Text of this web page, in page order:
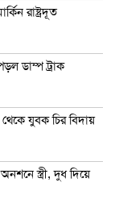
রাষ্ট্রদূত
ডাম্প ট্রাক
থেকে যুবক চির বিদায়
স্ত্রী, দুধ দিয়ে